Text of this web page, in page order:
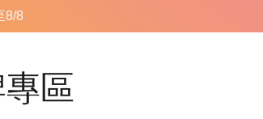
8/8
區